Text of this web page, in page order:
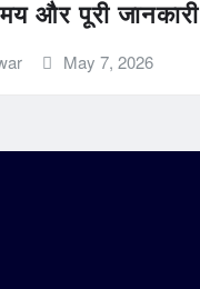
और पूरी जानकारी
May 7, 2026